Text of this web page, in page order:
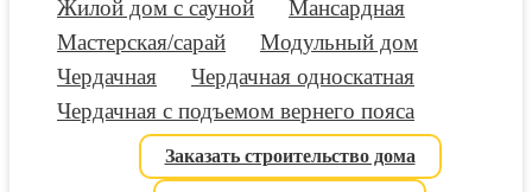
Жилой дом с сауной
Мансардная
Мастерская/сарай
Модульный дом
Чердачная
Чердачная односкатная
Чердачная с подъемом вернего пояса
Заказать строительство дома